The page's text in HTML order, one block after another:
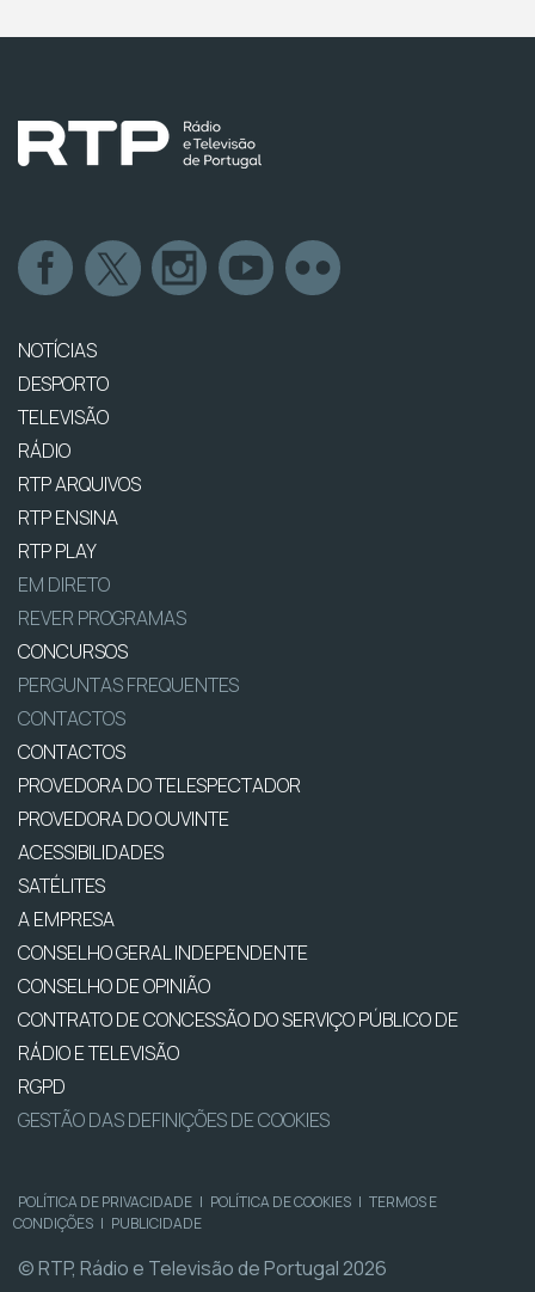
NOTÍCIAS
DESPORTO
TELEVISÃO
RÁDIO
RTP ARQUIVOS
RTP ENSINA
RTP PLAY
EM DIRETO
REVER PROGRAMAS
CONCURSOS
PERGUNTAS FREQUENTES
CONTACTOS
CONTACTOS
PROVEDORA DO TELESPECTADOR
PROVEDORA DO OUVINTE
ACESSIBILIDADES
SATÉLITES
A EMPRESA
CONSELHO GERAL INDEPENDENTE
CONSELHO DE OPINIÃO
CONTRATO DE CONCESSÃO DO SERVIÇO PÚBLICO DE
RÁDIO E TELEVISÃO
RGPD
GESTÃO DAS DEFINIÇÕES DE COOKIES
POLÍTICA DE PRIVACIDADE | POLÍTICA DE COOKIES | TERMOS E
CONDIÇÕES | PUBLICIDADE
© RTP, Rádio e Televisão de Portugal 2026